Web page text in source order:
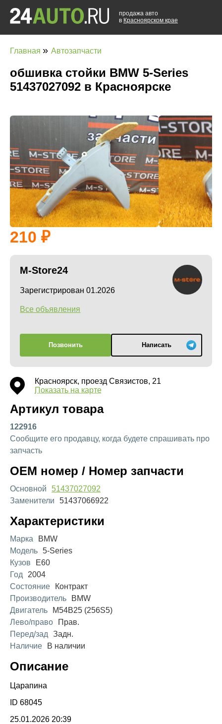
продажа авто
в Красноярском крае
Главная » Автозапчасти
обшивка стойки BMW 5-Series
51437027092 в Красноярске
210
M-Store24
Зарегистрирован 01.2026
Все объявления
Позвонить Написать
Красноярск, проезд Связистов, 21
Показать на карте
Артикул товара
122916
Сообщите его продавцу, когда будете спрашивать про
запчасть
OEM номер / Номер запчасти
Основной
51437027092
Заменители
51437066922
Характеристики
Марка
BMW
Модель 5-Series
Кузов
E60
Год
2004
Состояние
Контракт
Производитель
BMW
Двигатель
M54B25 (256S5)
Лево/право
Прав.
Перед/зад
Задн.
Наличие
В наличии
Описание
Царапина
ID 68045
25.01.2026 20:39